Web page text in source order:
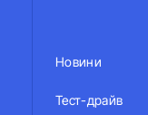
Новини
Тест-драйв